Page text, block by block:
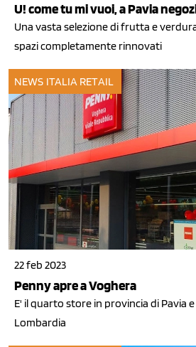
U! come tu mi vuoi, a Pavia
Una vasta selezione di frutta e
spazi completamente rinnovati
NEWS ITALIA RETAIL
22 feb 2023
Penny apre a Voghera
E' il quarto store in provincia di Pavia e
Lombardia